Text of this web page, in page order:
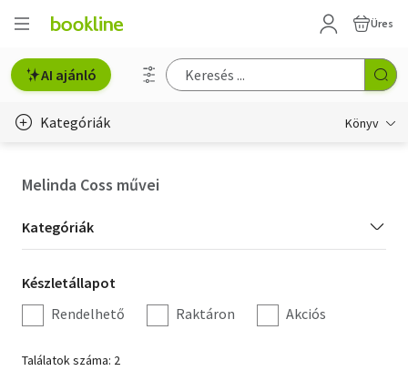
Üres
AI ajánló
Kategóriák Könyv
Hobbi, szabadidő
Irodalom
Művészet
Melinda Coss művei
Kategória
szűrés
Kategóriák
Készletállapot
szűrés
Készletállapot
Rendelhető
Raktáron Akciós
Találatok száma: 2